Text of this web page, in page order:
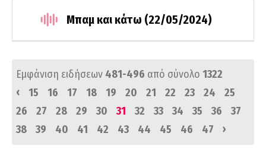
Μπαμ και κάτω (22/05/2024)
Εμφάνιση ειδήσεων 481-496 από σύνολο 1322
‹
15 16 17 18 19 20 21 22 23 24
25
26
27 28 29 30 31 32 33 34 35 36
37
38
39 40 41 42 43 44 45 46 47 ›